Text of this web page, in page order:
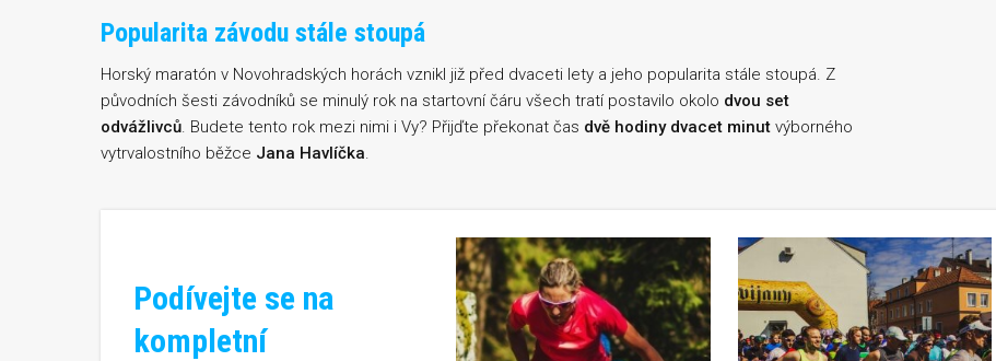
Popularita závodu stále stoupá
Horský maratón v Novohradských horách vznikl již před dvaceti lety a jeho popularita stále stoupá. Z
původních šesti závodníků se minulý rok na startovní čáru všech tratí postavilo okolo dvou set
odvážlivců. Budete tento rok mezi nimi i Vy? Přijďte překonat čas dvě hodiny dvacet minut výborného
vytrvalostního běžce Jana Havlíčka.
Podívejte se na
kompletní